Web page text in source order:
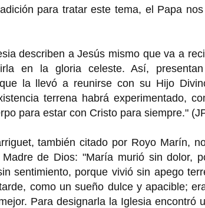
para tratar este tema, el Papa
describen a Jesús mismo que va a
en la gloria celeste. Así,
la llevó a reunirse con su Hijo
terrena habrá experimentado,
para estar con Cristo para siempre."
también citado por Royo Marín,
de Dios: "María murió sin dolor,
sentimiento, porque vivió sin apego
como un sueño dulce y apacible;
Para designarla la Iglesia encontró